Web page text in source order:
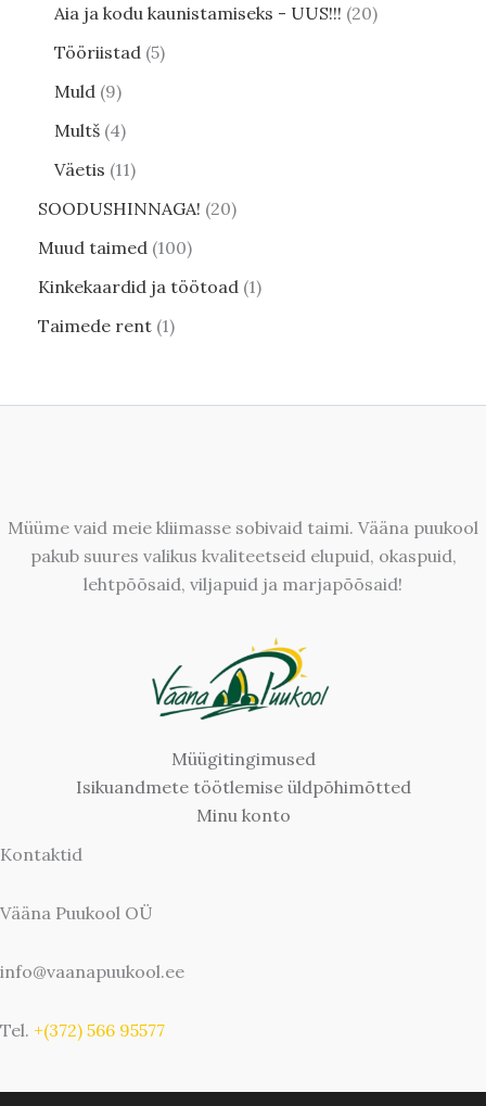
Aia ja kodu kaunistamiseks - UUS!!! 20
Tööriistad 5
Muld 9
Multš 4
Väetis 11
SOODUSHINNAGA! 20
Muud taimed 100
Kinkekaardid ja töötoad 1
Taimede rent 1
Müüme vaid meie kliimasse sobivaid taimi. Vääna puukool
pakub suures valikus kvaliteetseid elupuid, okaspuid,
lehtpõõsaid, viljapuid ja marjapõõsaid!
Müügitingimused
Isikuandmete töötlemise üldpõhimõtted
Minu konto
Kontaktid
Vääna Puukool OÜ
info@vaanapuukool.ee
Tel. +(372) 566 95577